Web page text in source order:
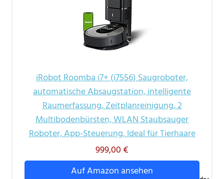
iRobot Roomba i7+ (i7556) Saugroboter,
automatische Absaugstation, intelligente
Raumerfassung, Zeitplanreinigung, 2
Multibodenbürsten, WLAN Staubsauger
Roboter, App-Steuerung, Ideal für Tierhaare
999,00 €
Auf Amazon ansehen